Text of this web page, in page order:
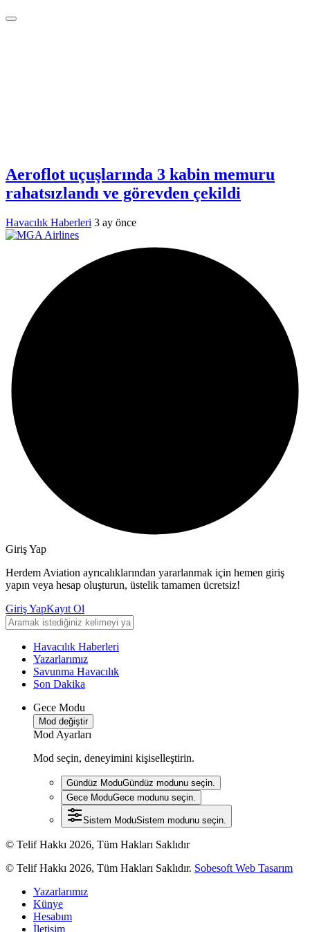
Aeroflot uçuşlarında 3 kabin memuru
rahatsızlandı ve görevden çekildi
Havacılık Haberleri 3 ay önce
Giriş Yap
Herdem Aviation ayrıcalıklarından yararlanmak için hemen giriş
yapın veya hesap oluşturun, üstelik tamamen ücretsiz!
Giriş YapKayıt Ol
Havacılık Haberleri
Yazarlarımız
Savunma Havacılık
Son Dakika
Gece Modu
Mod değiştir
Mod Ayarları
Mod seçin, deneyimini kişiselleştirin.
Gündüz ModuGündüz modunu seçin.
Gece ModuGece modunu seçin.
Sistem ModuSistem modunu seçin.
© Telif Hakkı 2026, Tüm Hakları Saklıdır
© Telif Hakkı 2026, Tüm Hakları Saklıdır. Sobesoft Web Tasarım
Yazarlarımız
Künye
Hesabım
İletişim